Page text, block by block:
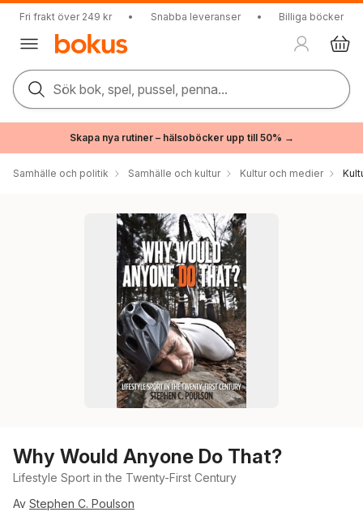
Fri frakt över 249 kr • Snabba leveranser • Billiga böcker
Sök bok, spel, pussel, penna...
Skapa nya rutiner – hälsoböcker upp till 50% →
Samhälle och politik Samhälle och kultur Kultur och medier
Why Would Anyone Do That?
Lifestyle Sport in the Twenty-First Century
Av Stephen C. Poulson